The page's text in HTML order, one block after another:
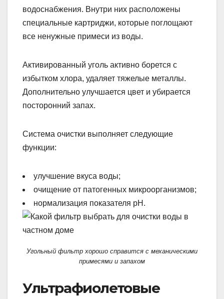
водоснабжения. Внутри них расположены
специальные картриджи, которые поглощают
все ненужные примеси из воды.
Активированный уголь активно борется с
избытком хлора, удаляет тяжелые металлы.
Дополнительно улучшается цвет и убирается
посторонний запах.
Система очистки выполняет следующие
функции:
улучшение вкуса воды;
очищение от патогенных микроорганизмов;
нормализация показателя pH.
Угольный фильтр хорошо справится с механическими
примесями и запахом
Ультрафиолетовые